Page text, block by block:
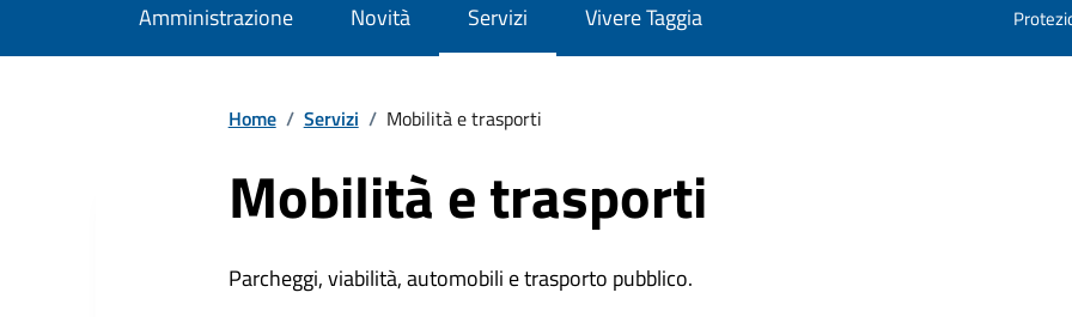
Amministrazione Novità Servizi Vivere Taggia
Home / Servizi / Mobilità e trasporti
Mobilità e trasporti
Parcheggi, viabilità, automobili e trasporto pubblico.